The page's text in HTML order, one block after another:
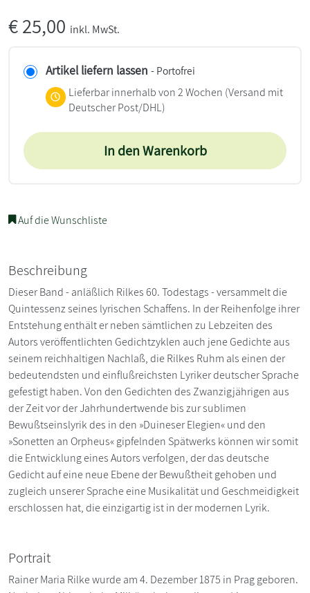
€25,00 inkl. MwSt.
Artikel liefern lassen - Portofrei
Lieferbar innerhalb von 2 Wochen (Versand mit
Deutscher Post/DHL)
In den Warenkorb
Auf die Wunschliste
Beschreibung
Dieser Band - anläßlich Rilkes 60. Todestags - versammelt die
Quintessenz seines lyrischen Schaffens. In der Reihenfolge ihrer
Entstehung enthält er neben sämtlichen zu Lebzeiten des
Autors veröffentlichten Gedichtzyklen auch jene Gedichte aus
seinem reichhaltigen Nachlaß, die Rilkes Ruhm als einen der
bedeutendsten und einflußreichsten Lyriker deutscher Sprache
gefestigt haben. Von den Gedichten des Zwanzigjährigen aus
der Zeit vor der Jahrhundertwende bis zur sublimen
Bewußtseinslyrik des in den »Duineser Elegien« und den
»Sonetten an Orpheus« gipfelnden Spätwerks können wir somit
die Entwicklung eines Autors verfolgen, der das deutsche
Gedicht auf eine neue Ebene der Bewußtheit gehoben und
zugleich unserer Sprache eine Musikalität und Geschmeidigkeit
erschlossen hat, die einzigartig ist in der modernen Lyrik.
Portrait
Rainer Maria Rilke wurde am 4. Dezember 1875 in Prag geboren.